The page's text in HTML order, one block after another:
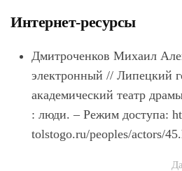
Интернет-ресурсы
Дмитроченков Михаил
электронный // Липецкий
академический театр
: люди. – Режим доступа:
tolstogo.ru/peoples/actors/